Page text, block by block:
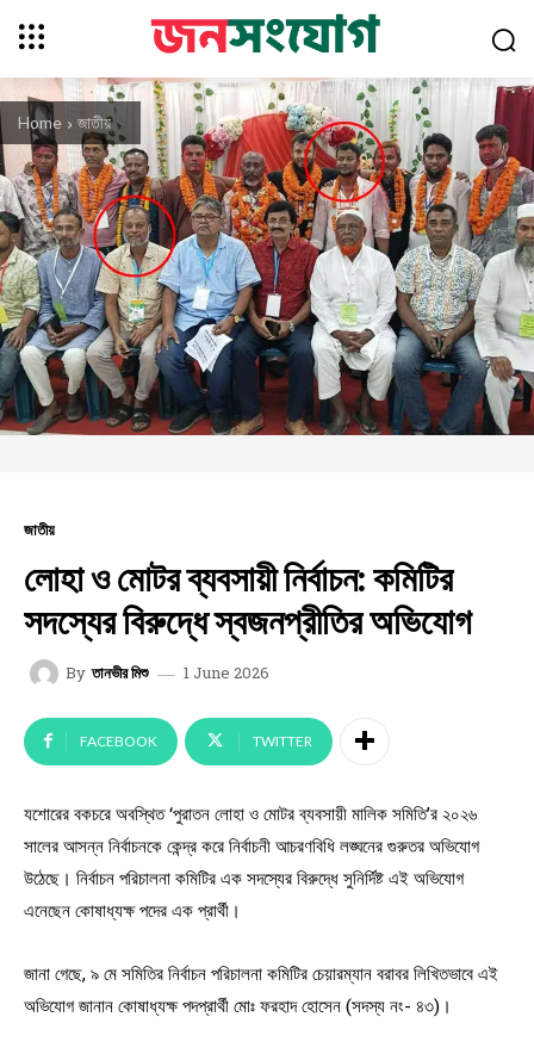
Home জাতীয়
জাতীয়
লোহা ও মোটর ব্যবসায়ী নির্বাচন: কমিটির
সদস্যের বিরুদ্ধে স্বজনপ্রীতির অভিযোগ
By তানভীর মিশু 1 June 2026
FACEBOOK TWITTER
যশোরের বকচরে অবস্থিত ‘পুরাতন লোহা ও মোটর ব্যবসায়ী মালিক সমিতি’র ২০২৬
সালের আসন্ন নির্বাচনকে কেন্দ্র করে নির্বাচনী আচরণবিধি লঙ্ঘনের গুরুতর অভিযোগ
উঠেছে। নির্বাচন পরিচালনা কমিটির এক সদস্যের বিরুদ্ধে সুনির্দিষ্ট এই অভিযোগ
এনেছেন কোষাধ্যক্ষ পদের এক প্রার্থী।
জানা গেছে, ৯ মে সমিতির নির্বাচন পরিচালনা কমিটির চেয়ারম্যান বরাবর লিখিতভাবে এই
অভিযোগ জানান কোষাধ্যক্ষ পদপ্রার্থী মোঃ ফরহাদ হোসেন (সদস্য নং- ৪৩)।